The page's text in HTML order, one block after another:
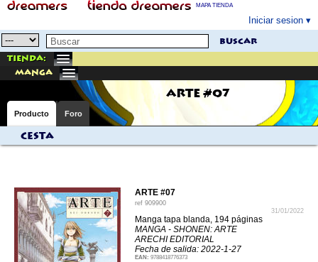
MAPA TIENDA
Iniciar sesion
buscar
Tienda:
manga
ARTE #07
Producto Foro
Cesta
ARTE #07
ref 909900
31/01/2022
Manga tapa blanda, 194 páginas
MANGA - SHONEN: ARTE
ARECHI EDITORIAL
Fecha de salida: 2022-1-27
EAN: 9788418776373